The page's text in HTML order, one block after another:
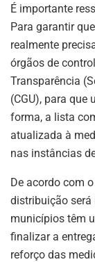
É importante
Para garantir
realmente
órgãos de
Transparência
(CGU), para
forma, a lista
atualizada à
nas instâncias
De acordo com
distribuição será
municípios têm
finalizar a
reforço das